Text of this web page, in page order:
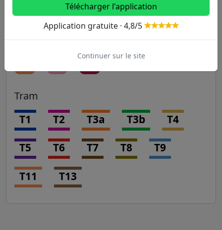
K
Tram
T1 T2 T3a T3b T4
T5 T6 T7 T8 T9
T11 T13
Télécharger l'application
Application gratuite · 4,8/5
Continuer sur le site